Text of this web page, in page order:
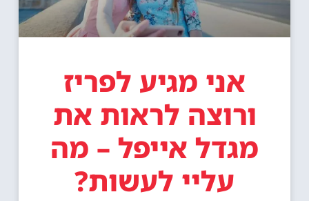
אני מגיע לפריז
ורוצה לראות את
מגדל אייפל – מה
עליי לעשות?